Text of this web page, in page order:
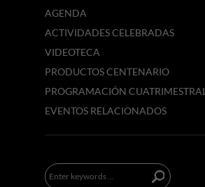
AGENDA
ACTIVIDADES CELEBRADAS
VIDEOTECA
PRODUCTOS CENTENARIO
PROGRAMACIÓN CUATRIMESTRAL
EVENTOS RELACIONADOS